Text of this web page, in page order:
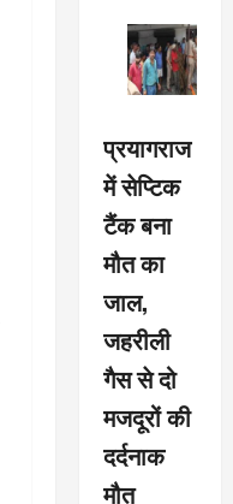
प्रयागराज
में सेप्टिक
टैंक बना
मौत का
जाल,
जहरीली
गैस से दो
मजदूरों की
दर्दनाक
मौत